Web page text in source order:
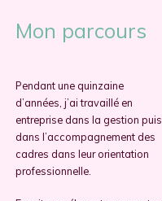
Mon parcours
Pendant une quinzaine
d’années, j’ai travaillé en
entreprise dans la gestion puis
dans l’accompagnement des
cadres dans leur orientation
professionnelle.